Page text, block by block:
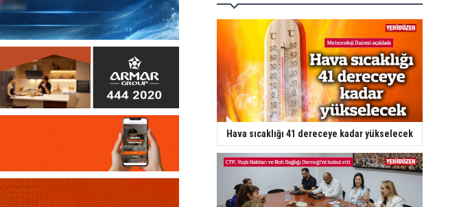
Hava sıcaklığı 41 dereceye kadar yükselecek